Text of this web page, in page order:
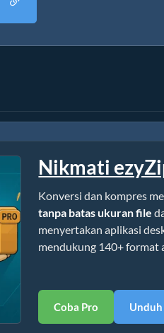
Nikmati
Konversi dan kompres
tanpa batas ukuran file
menyertakan aplikasi
mendukung 140+ format
Coba Pro Unduh